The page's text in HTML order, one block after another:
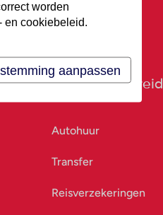
Goed voorbereid
Autohuur
Transfer
Reisverzekeringen
worden
cookiebeleid.
aanpassen